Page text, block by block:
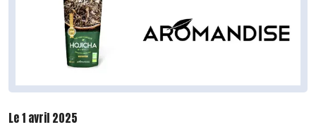
Le 1 avril 2025